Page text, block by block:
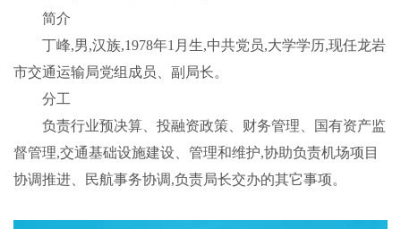
简介
丁峰,男,汉族,1978年1月生,中共党员,大学学历,现任龙岩
市交通运输局党组成员、副局长。
分工
负责行业预决算、投融资政策、财务管理、国有资产监
督管理,交通基础设施建设、管理和维护,协助负责机场项目
协调推进、民航事务协调,负责局长交办的其它事项。